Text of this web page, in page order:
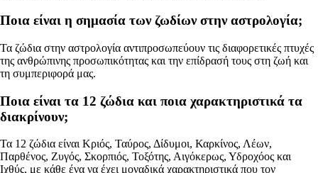
Ποια είναι η σημασία των ζωδίων στην αστρολογία;
Τα ζώδια στην αστρολογία αντιπροσωπεύουν τις διαφορετικές πτυχές
της ανθρώπινης προσωπικότητας και την επίδρασή τους στη ζωή και
τη συμπεριφορά μας.
Ποια είναι τα 12 ζώδια και ποια χαρακτηριστικά τα
διακρίνουν;
Τα 12 ζώδια είναι Κριός, Ταύρος, Δίδυμοι, Καρκίνος, Λέων,
Παρθένος, Ζυγός, Σκορπιός, Τοξότης, Αιγόκερως, Υδροχόος και
Ιχθύς, με κάθε ένα να έχει μοναδικά χαρακτηριστικά που τον